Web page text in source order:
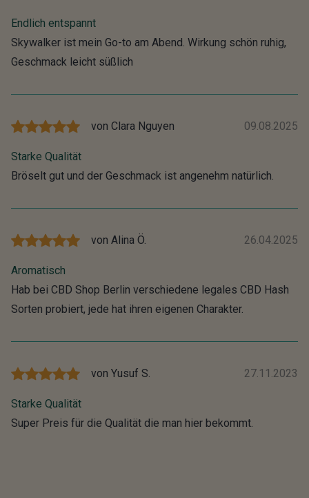
Endlich entspannt
Skywalker ist mein Go-to am Abend. Wirkung schön ruhig,
Geschmack leicht süßlich
von Clara Nguyen 09.08.2025
Starke Qualität
Bröselt gut und der Geschmack ist angenehm natürlich.
von Alina Ö. 26.04.2025
Aromatisch
Hab bei CBD Shop Berlin verschiedene legales CBD Hash
Sorten probiert, jede hat ihren eigenen Charakter.
von Yusuf S. 27.11.2023
Starke Qualität
Super Preis für die Qualität die man hier bekommt.